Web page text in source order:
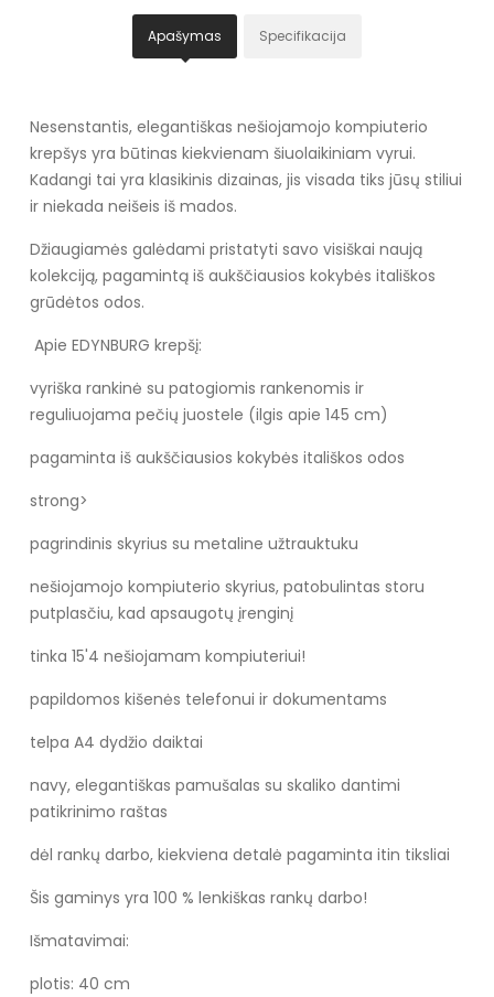
Apašymas Specifikacija
Nesenstantis, elegantiškas nešiojamojo kompiuterio
krepšys yra būtinas kiekvienam šiuolaikiniam vyrui.
Kadangi tai yra klasikinis dizainas, jis visada tiks jūsų stiliui
ir niekada neišeis iš mados.
Džiaugiamės galėdami pristatyti savo visiškai naują
kolekciją, pagamintą iš aukščiausios kokybės itališkos
grūdėtos odos.
Apie EDYNBURG krepšį:
vyriška rankinė su patogiomis rankenomis ir
reguliuojama pečių juostele (ilgis apie 145 cm)
pagaminta iš aukščiausios kokybės itališkos odos
strong>
pagrindinis skyrius su metaline užtrauktuku
nešiojamojo kompiuterio skyrius, patobulintas storu
putplasčiu, kad apsaugotų įrenginį
tinka 15'4 nešiojamam kompiuteriui!
papildomos kišenės telefonui ir dokumentams
telpa A4 dydžio daiktai
navy, elegantiškas pamušalas su skaliko dantimi
patikrinimo raštas
dėl rankų darbo, kiekviena detalė pagaminta itin tiksliai
Šis gaminys yra 100 % lenkiškas rankų darbo!
Išmatavimai:
plotis: 40 cm